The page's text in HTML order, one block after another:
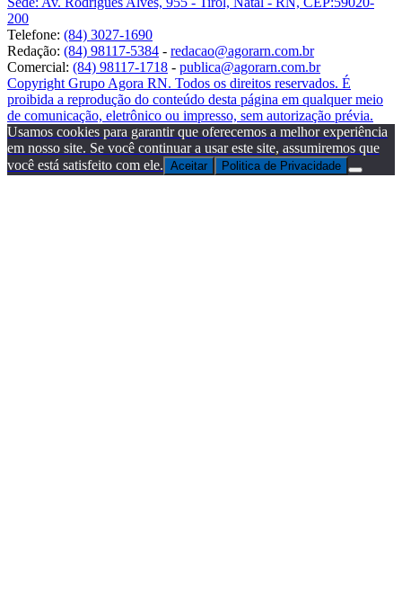
200
Telefone: (84) 3027-1690
Redação: (84) 98117-5384 - redacao@agorarn.com.br
Comercial: (84) 98117-1718 - publica@agorarn.com.br
Copyright Grupo Agora RN. Todos os direitos reservados. É
proibida a reprodução do conteúdo desta página em qualquer meio
de comunicação, eletrônico ou impresso, sem autorização prévia.
Usamos cookies para garantir que oferecemos a melhor experiência
em nosso site. Se você continuar a usar este site, assumiremos que
você está satisfeito com ele. Aceitar Politica de Privacidade